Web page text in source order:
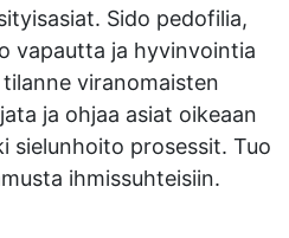
Sido pedofilia,
vapautta ja hyvinvointia
viranomaisten
ja ohjaa asiat oikeaan
sielunhoito prosessit. Tuo
ihmissuhteisiin.